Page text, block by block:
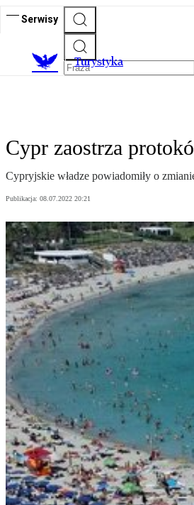
Serwisy
Turystyka
Cypr zaostrza
Cypryjskie władze powiadomiły o
Publikacja: 08.07.2022 20:21